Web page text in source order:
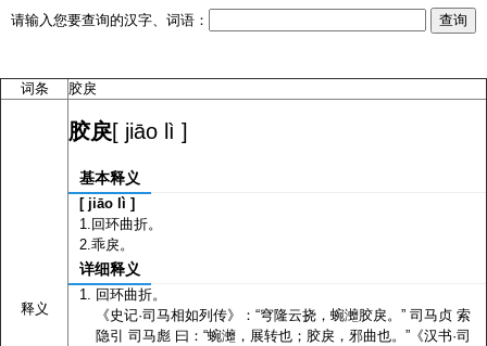
请输入您要查询的汉字、词语：
词条 胶戾
释义
胶戾[ jiāo lì ]
基本释义
[ jiāo lì ]
1.回环曲折。
2.乖戾。
详细释义
回环曲折。
《史记·司马相如列传》：“穹隆云挠，蜿灗胶戾。” 司马贞 索
隐引 司马彪 曰：“蜿灗，展转也；胶戾，邪曲也。”《汉书·司